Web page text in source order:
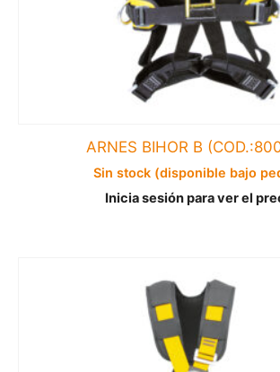
ARNES BIHOR B
Sin stock (disponible bajo
Inicia sesión para ver el